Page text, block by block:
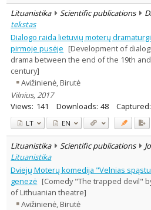
Lituanistika Scientific publications
tekstas
Dialogo raida lietuvių moterų
pirmoje pusėje [Development of
drama between the end of the 19th
century]
Avižinienė, Birutė
Vilnius, 2017
Views: 141 Downloads: 48 Captured:
LT EN
Lituanistika Scientific publications
Lituanistika
Dviejų Moterų komedija "Velnias
genezė [Comedy "The trapped devil"
of Lithuanian theatre]
Avižinienė, Birutė